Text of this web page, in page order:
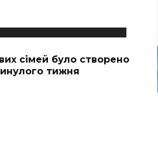
сімей було створено
тижня